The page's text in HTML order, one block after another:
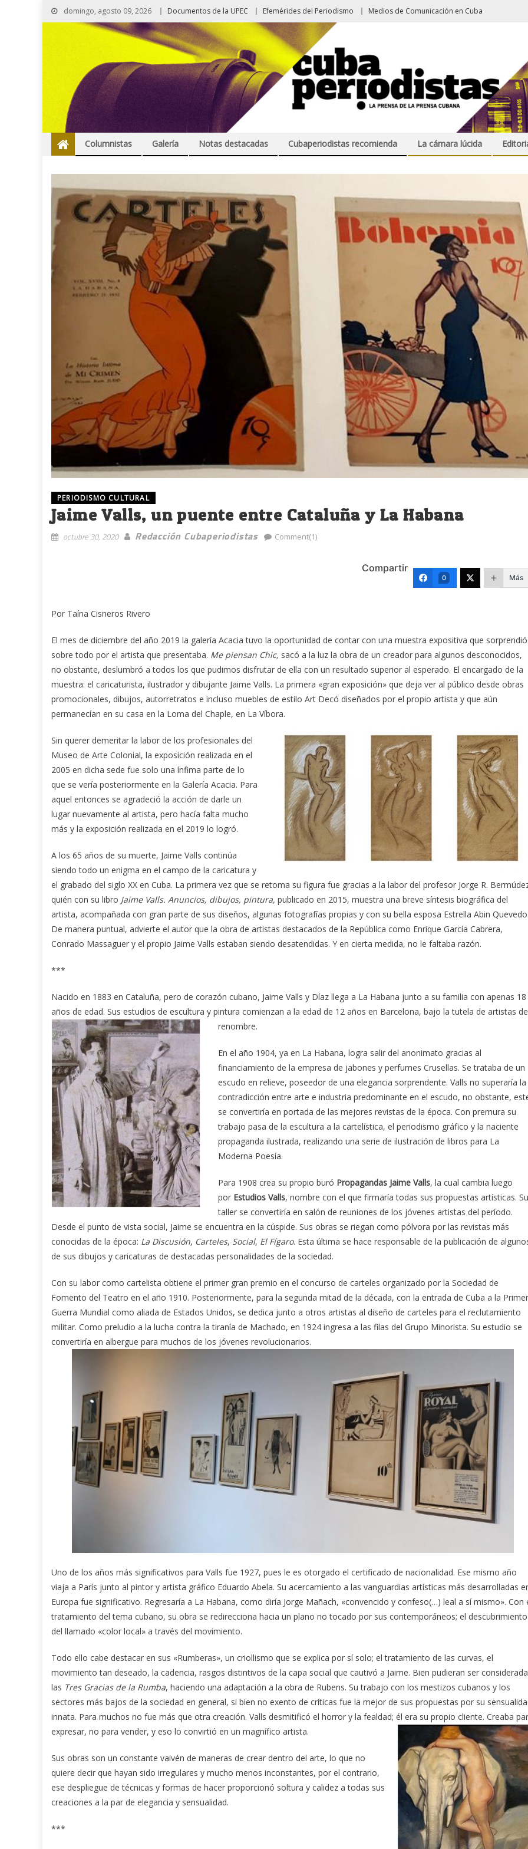
domingo, agosto 09, 2026 Documentos de la UPEC Efemérides del Periodismo Medios de Comunicación en Cuba
Columnistas Galería Notas destacadas Cubaperiodistas recomienda La cámara lúcida
PERIODISMO CULTURAL
Jaime Valls, un puente entre Cataluña y La Habana
octubre 30, 2020 Redacción Cubaperiodistas Comment(1)
Compartir
0 Más
Por Taína Cisneros Rivero
El mes de diciembre del año 2019 la galería Acacia tuvo la oportunidad de contar con una muestra expositiva que sorprendió
sobre todo por el artista que presentaba. Me piensan Chic, sacó a la luz la obra de un creador para algunos desconocidos,
no obstante, deslumbró a todos los que pudimos disfrutar de ella con un resultado superior al esperado. El encargado de la
muestra: el caricaturista, ilustrador y dibujante Jaime Valls. La primera «gran exposición» que deja ver al público desde obras
promocionales, dibujos, autorretratos e incluso muebles de estilo Art Decó diseñados por el propio artista y que aún
permanecían en su casa en la Loma del Chaple, en La Víbora.
Sin querer demeritar la labor de los profesionales del
Museo de Arte Colonial, la exposición realizada en el
2005 en dicha sede fue solo una ínfima parte de lo
que se vería posteriormente en la Galería Acacia. Para
aquel entonces se agradeció la acción de darle un
lugar nuevamente al artista, pero hacía falta mucho
más y la exposición realizada en el 2019 lo logró.
A los 65 años de su muerte, Jaime Valls continúa
siendo todo un enigma en el campo de la caricatura y
el grabado del siglo XX en Cuba. La primera vez que se retoma su figura fue gracias a la labor del profesor Jorge R.
quién con su libro Jaime Valls. Anuncios, dibujos, pintura, publicado en 2015, muestra una breve síntesis biográfica del
artista, acompañada con gran parte de sus diseños, algunas fotografías propias y con su bella esposa Estrella Abin Quevedo.
De manera puntual, advierte el autor que la obra de artistas destacados de la República como Enrique García Cabrera,
Conrado Massaguer y el propio Jaime Valls estaban siendo desatendidas. Y en cierta medida, no le faltaba razón.
***
Nacido en 1883 en Cataluña, pero de corazón cubano, Jaime Valls y Díaz llega a La Habana junto a su familia con apenas 18
años de edad. Sus estudios de escultura y pintura comienzan a la edad de 12 años en Barcelona, bajo la tutela de artistas de
renombre.
En el año 1904, ya en La Habana, logra salir del anonimato gracias al
financiamiento de la empresa de jabones y perfumes Crusellas. Se trataba de un
escudo en relieve, poseedor de una elegancia sorprendente. Valls no superaría la
contradicción entre arte e industria predominante en el escudo, no obstante,
se convertiría en portada de las mejores revistas de la época. Con premura su
trabajo pasa de la escultura a la cartelística, el periodismo gráfico y la naciente
propaganda ilustrada, realizando una serie de ilustración de libros para La
Moderna Poesía.
Para 1908 crea su propio buró Propagandas Jaime Valls, la cual cambia luego
por Estudios Valls, nombre con el que firmaría todas sus propuestas artísticas. Su
taller se convertiría en salón de reuniones de los jóvenes artistas del período.
Desde el punto de vista social, Jaime se encuentra en la cúspide. Sus obras se riegan como pólvora por las revistas más
conocidas de la época: La Discusión, Carteles, Social, El Fígaro. Esta última se hace responsable de la publicación de
de sus dibujos y caricaturas de destacadas personalidades de la sociedad.
Con su labor como cartelista obtiene el primer gran premio en el concurso de carteles organizado por la Sociedad de
Fomento del Teatro en el año 1910. Posteriormente, para la segunda mitad de la década, con la entrada de Cuba a la
Guerra Mundial como aliada de Estados Unidos, se dedica junto a otros artistas al diseño de carteles para el reclutamiento
militar. Como preludio a la lucha contra la tiranía de Machado, en 1924 ingresa a las filas del Grupo Minorista. Su estudio se
convertiría en albergue para muchos de los jóvenes revolucionarios.
Uno de los años más significativos para Valls fue 1927, pues le es otorgado el certificado de nacionalidad. Ese mismo año
viaja a París junto al pintor y artista gráfico Eduardo Abela. Su acercamiento a las vanguardias artísticas más desarrolladas
Europa fue significativo. Regresaría a La Habana, como diría Jorge Mañach, «convencido y confeso(…) leal a sí mismo». Con
tratamiento del tema cubano, su obra se redirecciona hacia un plano no tocado por sus contemporáneos; el descubrimiento
del llamado «color local» a través del movimiento.
Todo ello cabe destacar en sus «Rumberas», un criollismo que se explica por sí solo; el tratamiento de las curvas, el
movimiento tan deseado, la cadencia, rasgos distintivos de la capa social que cautivó a Jaime. Bien pudieran ser
las Tres Gracias de la Rumba, haciendo una adaptación a la obra de Rubens. Su trabajo con los mestizos cubanos y los
sectores más bajos de la sociedad en general, si bien no exento de críticas fue la mejor de sus propuestas por su
innata. Para muchos no fue más que otra creación. Valls desmitificó el horror y la fealdad; él era su propio cliente. Creaba
expresar, no para vender, y eso lo convirtió en un magnífico artista.
Sus obras son un constante vaivén de maneras de crear dentro del arte, lo que no
quiere decir que hayan sido irregulares y mucho menos inconstantes, por el contrario,
ese despliegue de técnicas y formas de hacer proporcionó soltura y calidez a todas sus
creaciones a la par de elegancia y sensualidad.
***